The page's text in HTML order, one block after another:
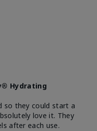
Hydrating
so they could start a
love it. They
after each use.